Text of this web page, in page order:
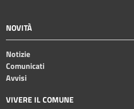
NOVITÀ
Notizie
Comunicati
Avvisi
VIVERE IL COMUNE